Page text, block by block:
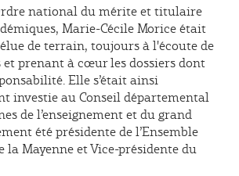
national du mérite et titulaire
Marie-Cécile Morice était
de terrain, toujours à l'écoute de
et prenant à cœur les dossiers dont
Elle s’était ainsi
investie au Conseil départemental
de l’enseignement et du grand
été présidente de l’Ensemble
Mayenne et Vice-présidente du